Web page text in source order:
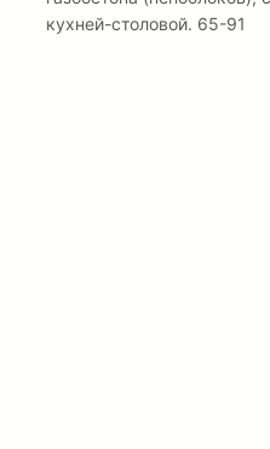
кухней-столовой. 65-91